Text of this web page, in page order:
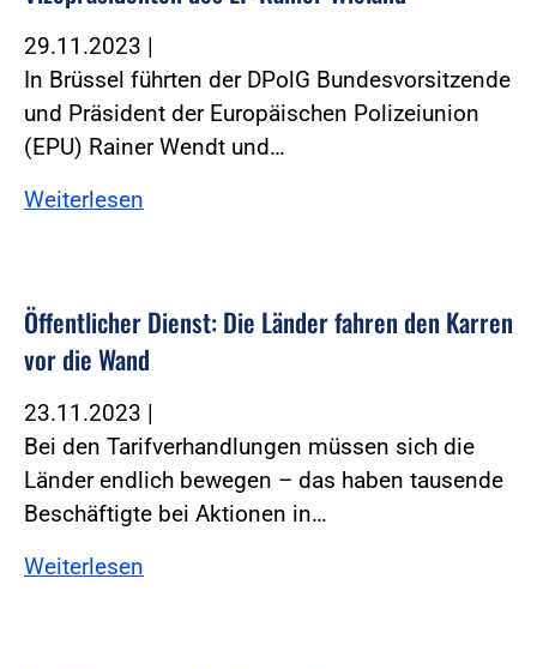
29.11.2023 |
In Brüssel führten der DPolG Bundesvorsitzende
und Präsident der Europäischen Polizeiunion
(EPU) Rainer Wendt und…
Weiterlesen
Öffentlicher Dienst: Die Länder fahren den Karren
vor die Wand
23.11.2023 |
Bei den Tarifverhandlungen müssen sich die
Länder endlich bewegen – das haben tausende
Beschäftigte bei Aktionen in…
Weiterlesen